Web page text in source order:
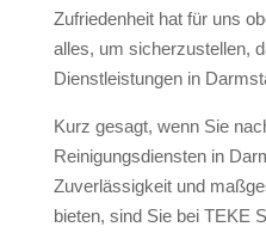
Zufriedenheit hat für uns
alles, um sicherzustellen,
Dienstleistungen in
Kurz gesagt, wenn Sie
Reinigungsdiensten in
Zuverlässigkeit und
bieten, sind Sie bei TEKE